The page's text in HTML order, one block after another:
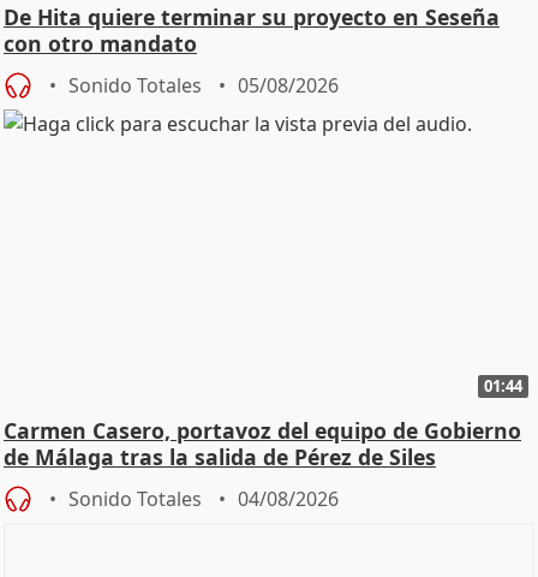
De Hita quiere terminar su proyecto en Seseña
con otro mandato
Sonido Totales 05/08/2026
01:44
Carmen Casero, portavoz del equipo de Gobierno
de Málaga tras la salida de Pérez de Siles
Sonido Totales 04/08/2026